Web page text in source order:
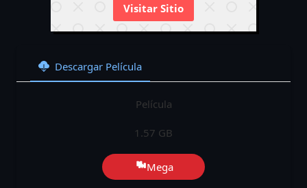
Visitar Sitio
Descargar Película
Película
1.57 GB
Mega